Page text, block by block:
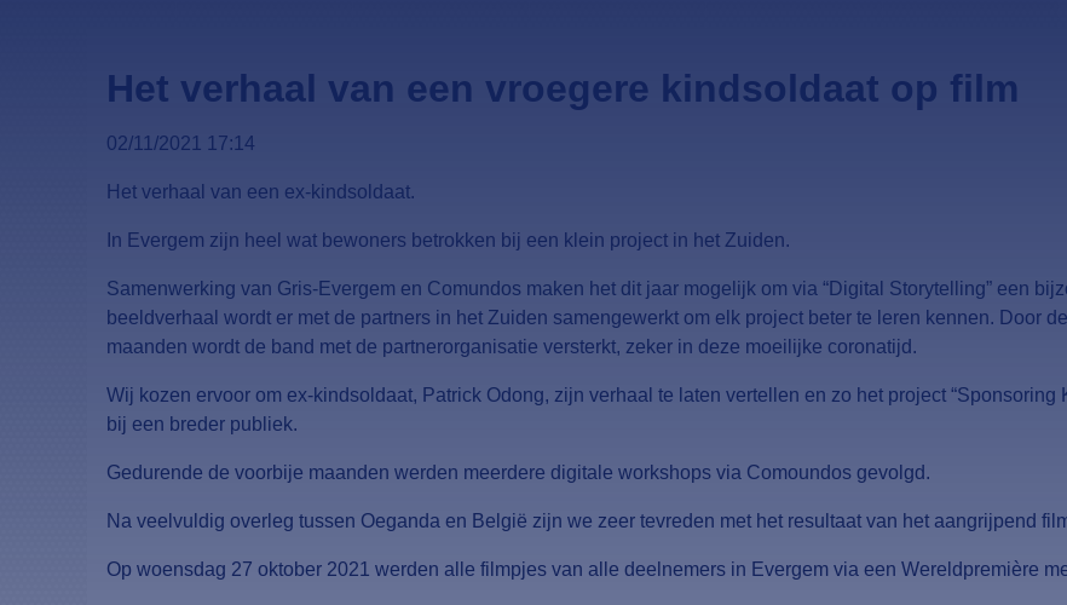
Het verhaal van een vroegere kindsoldaat op film
02/11/2021 17:14
Het verhaal van een ex-kindsoldaat.
In Evergem zijn heel wat bewoners betrokken bij een klein project in het Zuiden.
Samenwerking van Gris-Evergem en Comundos maken het dit jaar mogelijk om via “Digital Storytelling” een
beeldverhaal wordt er met de partners in het Zuiden samengewerkt om elk project beter te leren kennen. Door
maanden wordt de band met de partnerorganisatie versterkt, zeker in deze moeilijke coronatijd.
Wij kozen ervoor om ex-kindsoldaat, Patrick Odong, zijn verhaal te laten vertellen en zo het project
bij een breder publiek.
Gedurende de voorbije maanden werden meerdere digitale workshops via Comoundos gevolgd.
Na veelvuldig overleg tussen Oeganda en België zijn we zeer tevreden met het resultaat van het aangrijpend
Op woensdag 27 oktober 2021 werden alle filmpjes van alle deelnemers in Evergem via een Wereldpremière